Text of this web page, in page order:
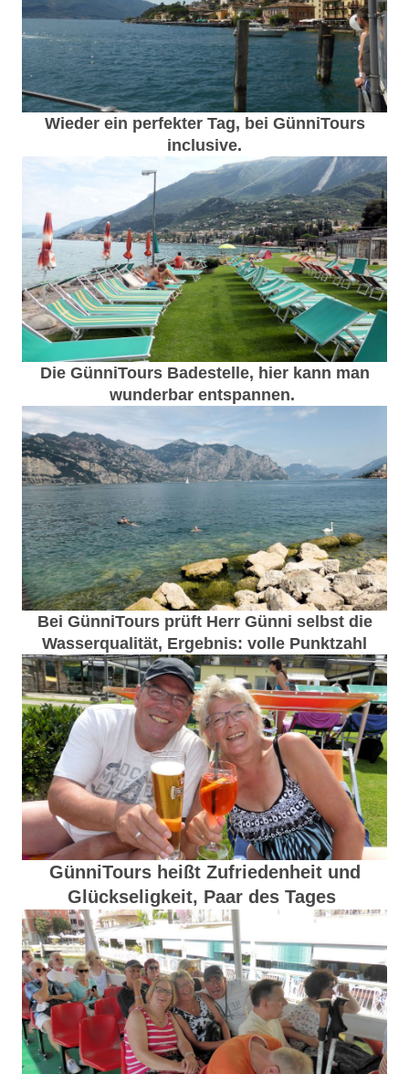
Wieder ein perfekter Tag, bei GünniTours
inclusive.
Die GünniTours Badestelle, hier kann man
wunderbar entspannen.
Bei GünniTours prüft Herr Günni selbst die
Wasserqualität, Ergebnis: volle Punktzahl
GünniTours heißt Zufriedenheit und
Glückseligkeit, Paar des Tages